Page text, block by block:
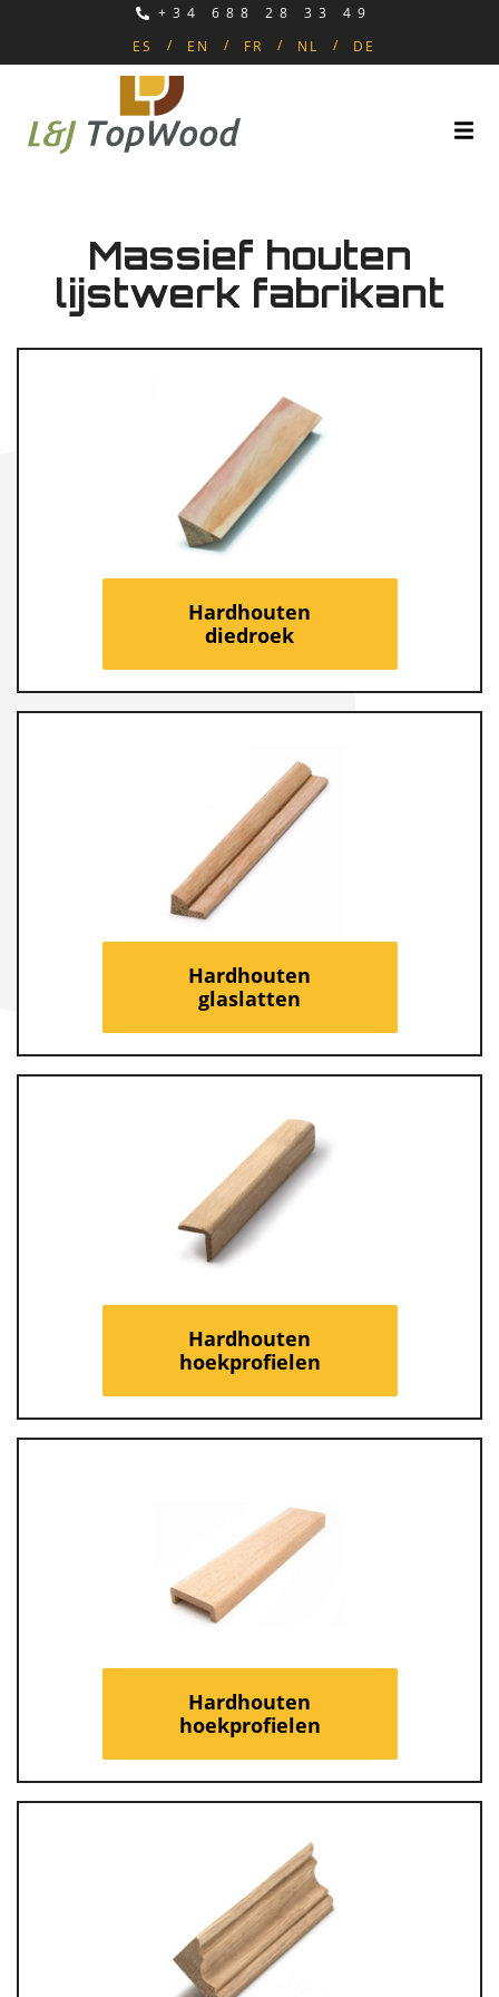
+34 688 28 33 49
ES
EN FR NL DE
Massief houten
lijstwerk fabrikant
Hardhouten
diedroek
Hardhouten
glaslatten
Hardhouten
hoekprofielen
Hardhouten
hoekprofielen